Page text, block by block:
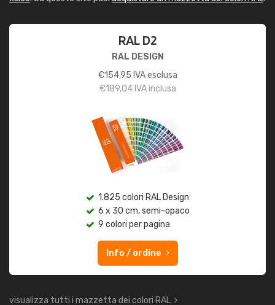
RAL D2
RAL DESIGN
€154,95 IVA esclusa
€189,04IVA inclusa
1.825 colori RAL Design
6 x 30 cm, semi-opaco
9 colori per pagina
Info / ordine
visualizza tutti i mazzetta dei colori RAL